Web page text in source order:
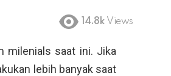
14.8k Views
milenials saat ini. Jika
lebih banyak saat